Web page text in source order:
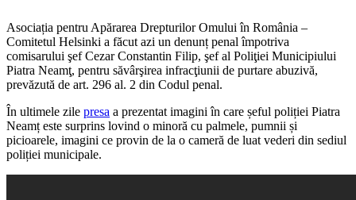
Asociația pentru Apărarea Drepturilor Omului în România –
Comitetul Helsinki a făcut azi un denunț penal împotriva
comisarului şef Cezar Constantin Filip, şef al Poliţiei Municipiului
Piatra Neamţ, pentru săvârşirea infracţiunii de purtare abuzivă,
prevăzută de art. 296 al. 2 din Codul penal.
În ultimele zile presa a prezentat imagini în care șeful poliției Piatra
Neamț este surprins lovind o minoră cu palmele, pumnii și
picioarele, imagini ce provin de la o cameră de luat vederi din sediul
poliției municipale.